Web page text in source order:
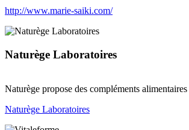
http://www.marie-saiki.com/
Naturège Laboratoires
Naturège propose des compléments
Naturège Laboratoires